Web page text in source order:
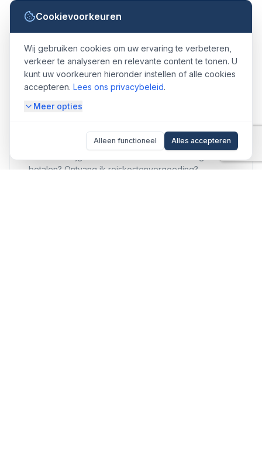
Hoe zit het met?
Vergoeding
betalen? Ontvang ik reiskostenvergoeding?
Cookievoorkeuren
Wij gebruiken cookies om uw ervaring te verbeteren,
verkeer te analyseren en relevante content te tonen. U
kunt uw voorkeuren hieronder instellen of alle cookies
accepteren. Lees ons privacybeleid.
Meer opties
Alleen functioneel Alles accepteren